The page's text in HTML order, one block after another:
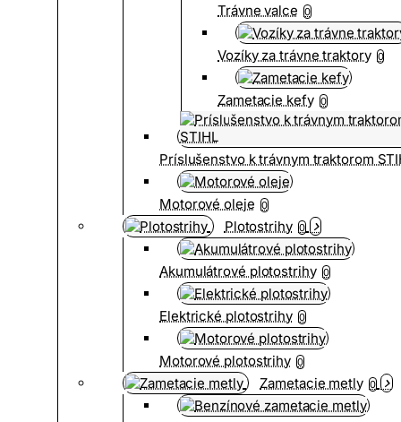
Trávne valce 0
Vozíky za trávne traktory 0
Zametacie kefy 0
Príslušenstvo k trávnym traktorom
Motorové oleje 0
Plotostrihy 0
Akumulátrové plotostrihy 0
Elektrické plotostrihy 0
Motorové plotostrihy 0
Zametacie metly 0